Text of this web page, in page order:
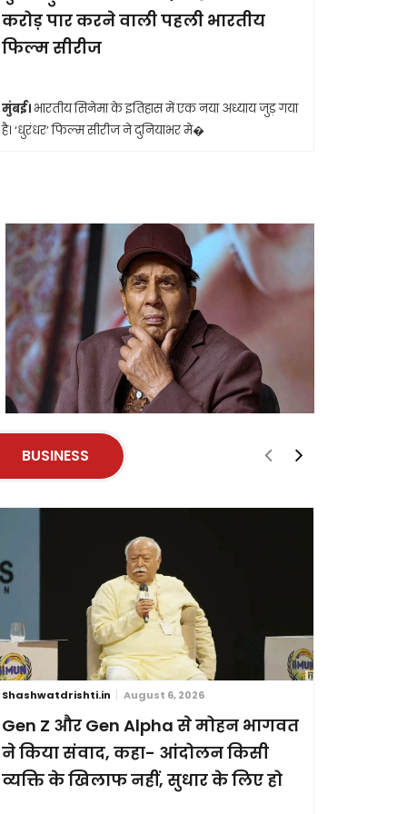
Shashwatdrishti.in
Shashwatdrishti.in
May 2, 2026
करोड़ पार करने वाली पहली भारतीय
फिल्म सीरीज
मुंबई। भारतीय सिनेमा के इतिहास में एक नया अध्याय जुड़ गया
है। ‘धुरंधर’ फिल्म सीरीज ने दुनियाभर मे�
BUSINESS
Shashwatdrishti.in August 6, 2026
Gen Z और Gen Alpha से मोहन भागवत
ने किया संवाद, कहा- आंदोलन किसी
व्यक्ति के खिलाफ नहीं, सुधार के लिए हो